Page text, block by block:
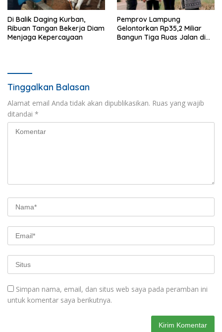
Di Balik Daging Kurban,
Ribuan Tangan Bekerja Diam
Menjaga Kepercayaan
Pemprov Lampung
Gelontorkan Rp35,2 Miliar
Bangun Tiga Ruas Jalan di
Tinggalkan Balasan
Alamat email Anda tidak akan dipublikasikan. Ruas yang wajib
ditandai *
Simpan nama, email, dan situs web saya pada peramban ini
untuk komentar saya berikutnya.